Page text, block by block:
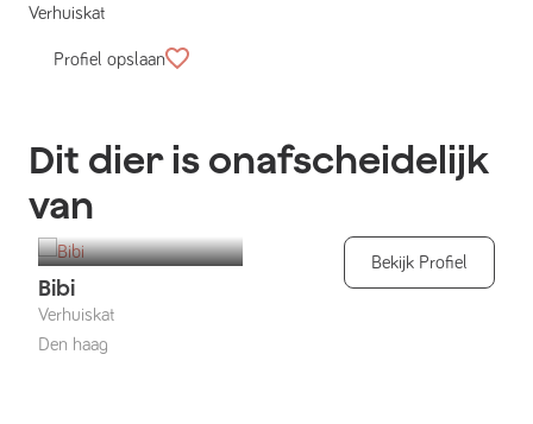
Verhuiskat
Profiel opslaan
Dit dier is onafscheidelijk
van
Bibi
Verhuiskat
Den haag
Bekijk Profiel